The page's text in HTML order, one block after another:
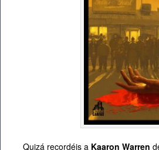
Quizá recordéis a Kaaron Warren